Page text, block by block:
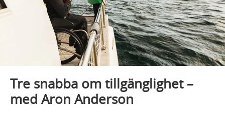
Tre snabba om tillgänglighet –
med Aron Anderson